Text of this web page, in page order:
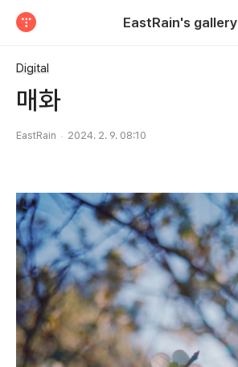
EastRain's gallery
Digital
매화
EastRain 2024. 2. 9. 08:10